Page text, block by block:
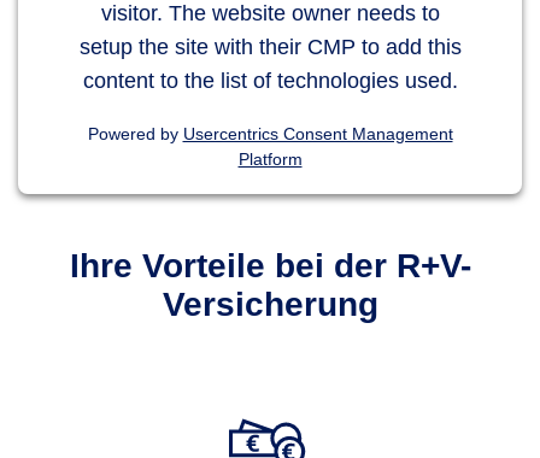
visitor. The website owner needs to
setup the site with their CMP to add this
content to the list of technologies used.
Powered by Usercentrics Consent Management
Platform
Ihre Vorteile bei der R+V-
Versicherung